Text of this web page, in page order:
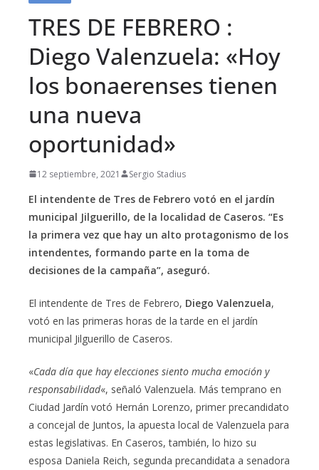
TRES DE FEBRERO :
Diego Valenzuela: «Hoy
los bonaerenses tienen
una nueva
oportunidad»
12 septiembre, 2021 Sergio Stadius
El intendente de Tres de Febrero votó en el jardín
municipal Jilguerillo, de la localidad de Caseros. “Es
la primera vez que hay un alto protagonismo de los
intendentes, formando parte en la toma de
decisiones de la campaña”, aseguró.
El intendente de Tres de Febrero, Diego Valenzuela,
votó en las primeras horas de la tarde en el jardín
municipal Jilguerillo de Caseros.
«Cada día que hay elecciones siento mucha emoción y
responsabilidad«, señaló Valenzuela. Más temprano en
Ciudad Jardín votó Hernán Lorenzo, primer precandidato
a concejal de Juntos, la apuesta local de Valenzuela para
estas legislativas. En Caseros, también, lo hizo su
esposa Daniela Reich, segunda precandidata a senadora